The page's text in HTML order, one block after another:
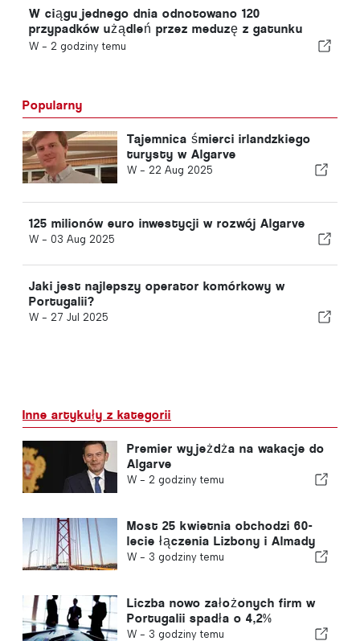
W ciągu jednego dnia odnotowano 120
przypadków użądleń przez meduzę z gatunku
„portugalska meduza”
W - 2 godziny temu
Popularny
Tajemnica śmierci irlandzkiego
turysty w Algarve
W - 22 Aug 2025
125 milionów euro inwestycji w rozwój Algarve
W - 03 Aug 2025
Jaki jest najlepszy operator komórkowy w
Portugalii?
W - 27 Jul 2025
Inne artykuły z kategorii
Premier wyjeżdża na wakacje do
Algarve
W - 2 godziny temu
Most 25 kwietnia obchodzi 60-
lecie łączenia Lizbony i Almady
W - 3 godziny temu
Liczba nowo założonych firm w
Portugalii spadła o 4,2%
W - 3 godziny temu